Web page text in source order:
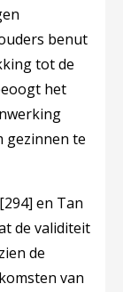
benut
tot de
het
gezinnen te
[294] en Tan
de validiteit
de
van